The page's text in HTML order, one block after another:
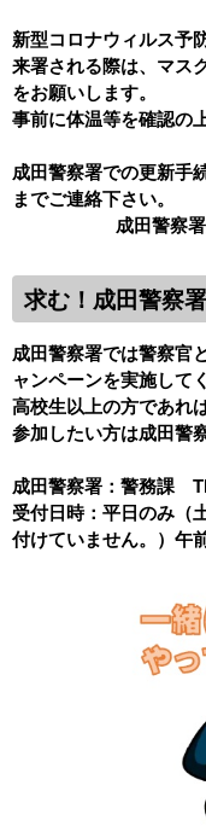
新型コロナウィルス予
来署される際は、マス
をお願いします。
事前に体温等を確認の
成田警察署での更新手
までご連絡下さい。
成田警察
求む！成田警察
成田警察署では警察官
ャンペーンを実施して
高校生以上の方であれ
参加したい方は成田警
成田警察署：警務課
受付日時：平日のみ（
付けていません。）午